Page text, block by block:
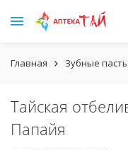
Главная Зубные пасты
Тайская
Папайя